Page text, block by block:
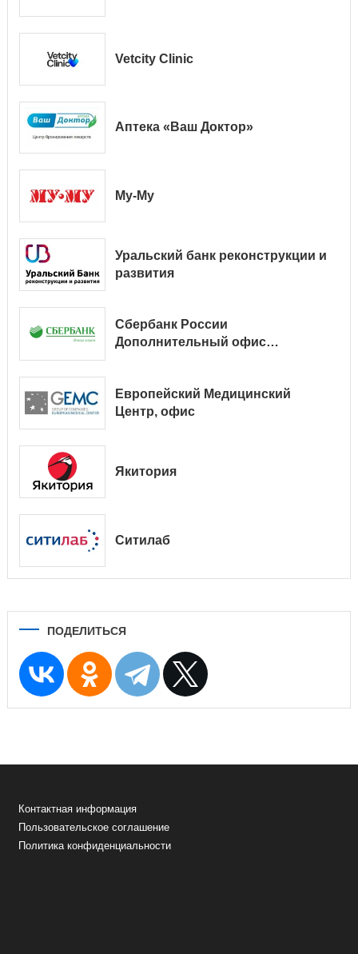
Vetcity Clinic
Аптека «Ваш Доктор»
Му-Му
Уральский банк реконструкции и
развития
Сбербанк России
Дополнительный офис
Европейский Медицинский
Центр, офис
Якитория
Ситилаб
ПОДЕЛИТЬСЯ
Контактная информация
Пользовательское соглашение
Политика конфиденциальности